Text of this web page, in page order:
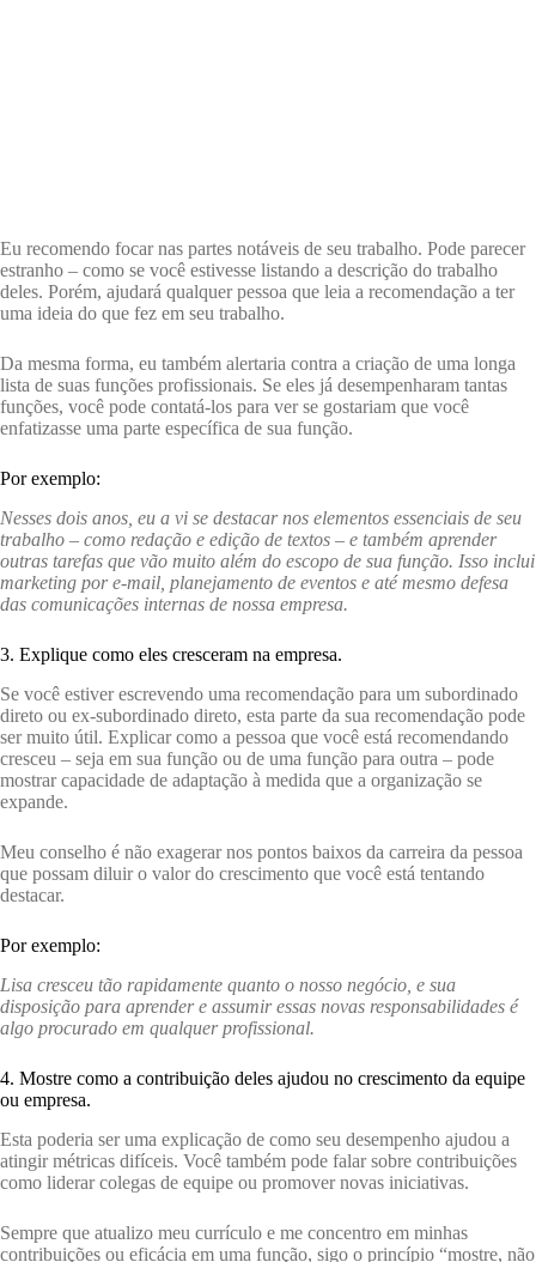
Eu recomendo focar nas partes notáveis ​​​​de seu trabalho. Pode parecer
estranho – como se você estivesse listando a descrição do trabalho
deles. Porém, ajudará qualquer pessoa que leia a recomendação a ter
uma ideia do que fez em seu trabalho.
Da mesma forma, eu também alertaria contra a criação de uma longa
lista de suas funções profissionais. Se eles já desempenharam tantas
funções, você pode contatá-los para ver se gostariam que você
enfatizasse uma parte específica de sua função.
Por exemplo:
Nesses dois anos, eu a vi se destacar nos elementos essenciais de seu
trabalho – como redação e edição de textos – e também aprender
outras tarefas que vão muito além do escopo de sua função. Isso inclui
marketing por e-mail, planejamento de eventos e até mesmo defesa
das comunicações internas de nossa empresa.
3. Explique como eles cresceram na empresa.
Se você estiver escrevendo uma recomendação para um subordinado
direto ou ex-subordinado direto, esta parte da sua recomendação pode
ser muito útil. Explicar como a pessoa que você está recomendando
cresceu – seja em sua função ou de uma função para outra – pode
mostrar capacidade de adaptação à medida que a organização se
expande.
Meu conselho é não exagerar nos pontos baixos da carreira da pessoa
que possam diluir o valor do crescimento que você está tentando
destacar.
Por exemplo:
Lisa cresceu tão rapidamente quanto o nosso negócio, e sua
disposição para aprender e assumir essas novas responsabilidades é
algo procurado em qualquer profissional.
4. Mostre como a contribuição deles ajudou no crescimento da equipe
ou empresa.
Esta poderia ser uma explicação de como seu desempenho ajudou a
atingir métricas difíceis. Você também pode falar sobre contribuições
como liderar colegas de equipe ou promover novas iniciativas.
Sempre que atualizo meu currículo e me concentro em minhas
contribuições ou eficácia em uma função, sigo o princípio “mostre, não